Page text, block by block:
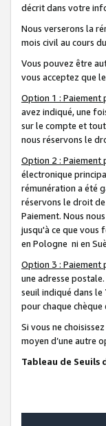
décrit dans votre
Nous verserons la
mois civil au cours
Vous pouvez être
vous acceptez que
Option 1 : Paiement
avez indiqué, une
sur le compte et
nous réservons le
Option 2 : Paiement
électronique
rémunération a été
réservons le droit
Paiement. Nous
jusqu'à ce que vous
en Pologne ni en
Option 3 : Paiement
une adresse
seuil indiqué dans le
pour chaque chèque
Si vous ne
moyen d’une autre
Tableau de Seuils